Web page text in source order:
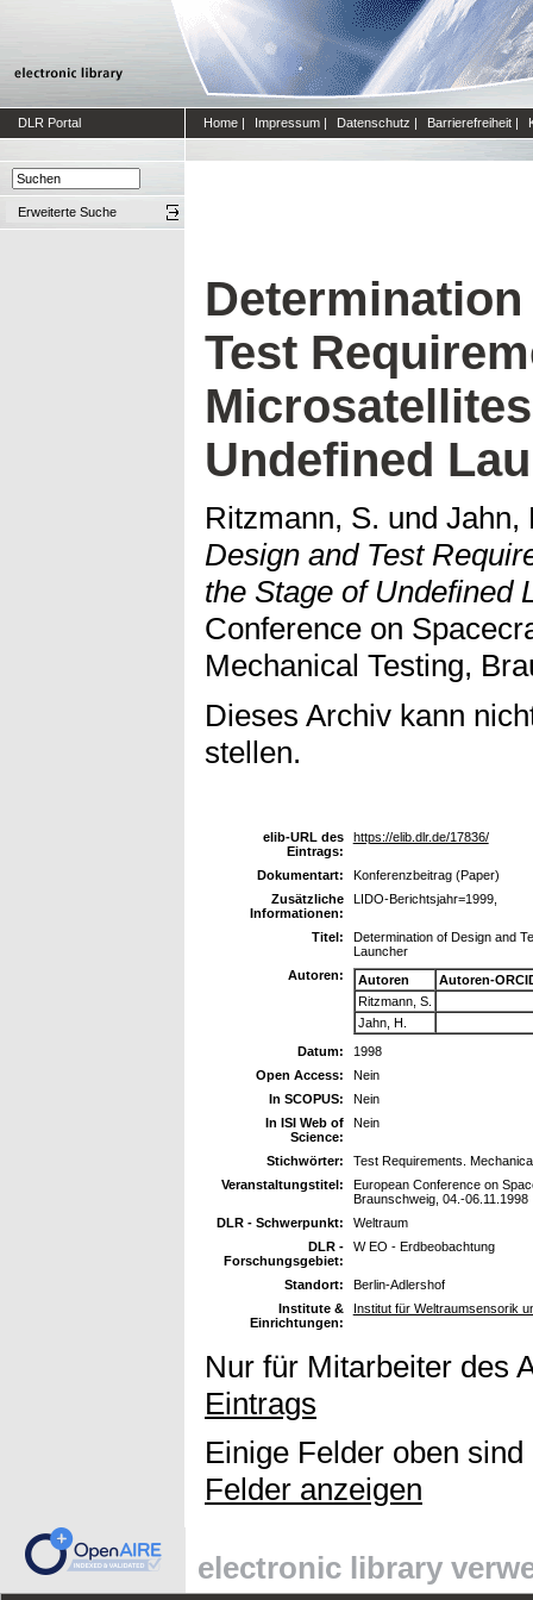
DLR Portal Home | Impressum | Datenschutz | Barrierefreiheit |
Erweiterte Suche
Test
Undefined
Ritzmann, S. und Jahn,
Design and Test
the Stage of Undefined
Conference on
Mechanical Testing,
Dieses Archiv kann
stellen.
elib-URL des
Eintrags:
https://elib.dlr.de/17836/
Dokumentart:
Konferenzbeitrag (Paper)
Zusätzliche
Informationen:
LIDO-Berichtsjahr=1999,
Titel:
Determination of Design and
Launcher
Autoren:
Autoren
Autoren-
Ritzmann, S.
Jahn, H.
Datum:
1998
Open Access:
Nein
In SCOPUS:
Nein
In ISI Web of
Science:
Nein
Stichwörter:
Test Requirements.
Veranstaltungstitel:
European Conference on
Braunschweig, 04.-06.11.1998
DLR - Schwerpunkt:
Weltraum
DLR -
Forschungsgebiet:
W EO - Erdbeobachtung
Standort:
Berlin-Adlershof
Institute &
Einrichtungen:
Institut für Weltraumsensorik
Nur für Mitarbeiter des
Eintrags
Einige Felder oben
Felder anzeigen
electronic library